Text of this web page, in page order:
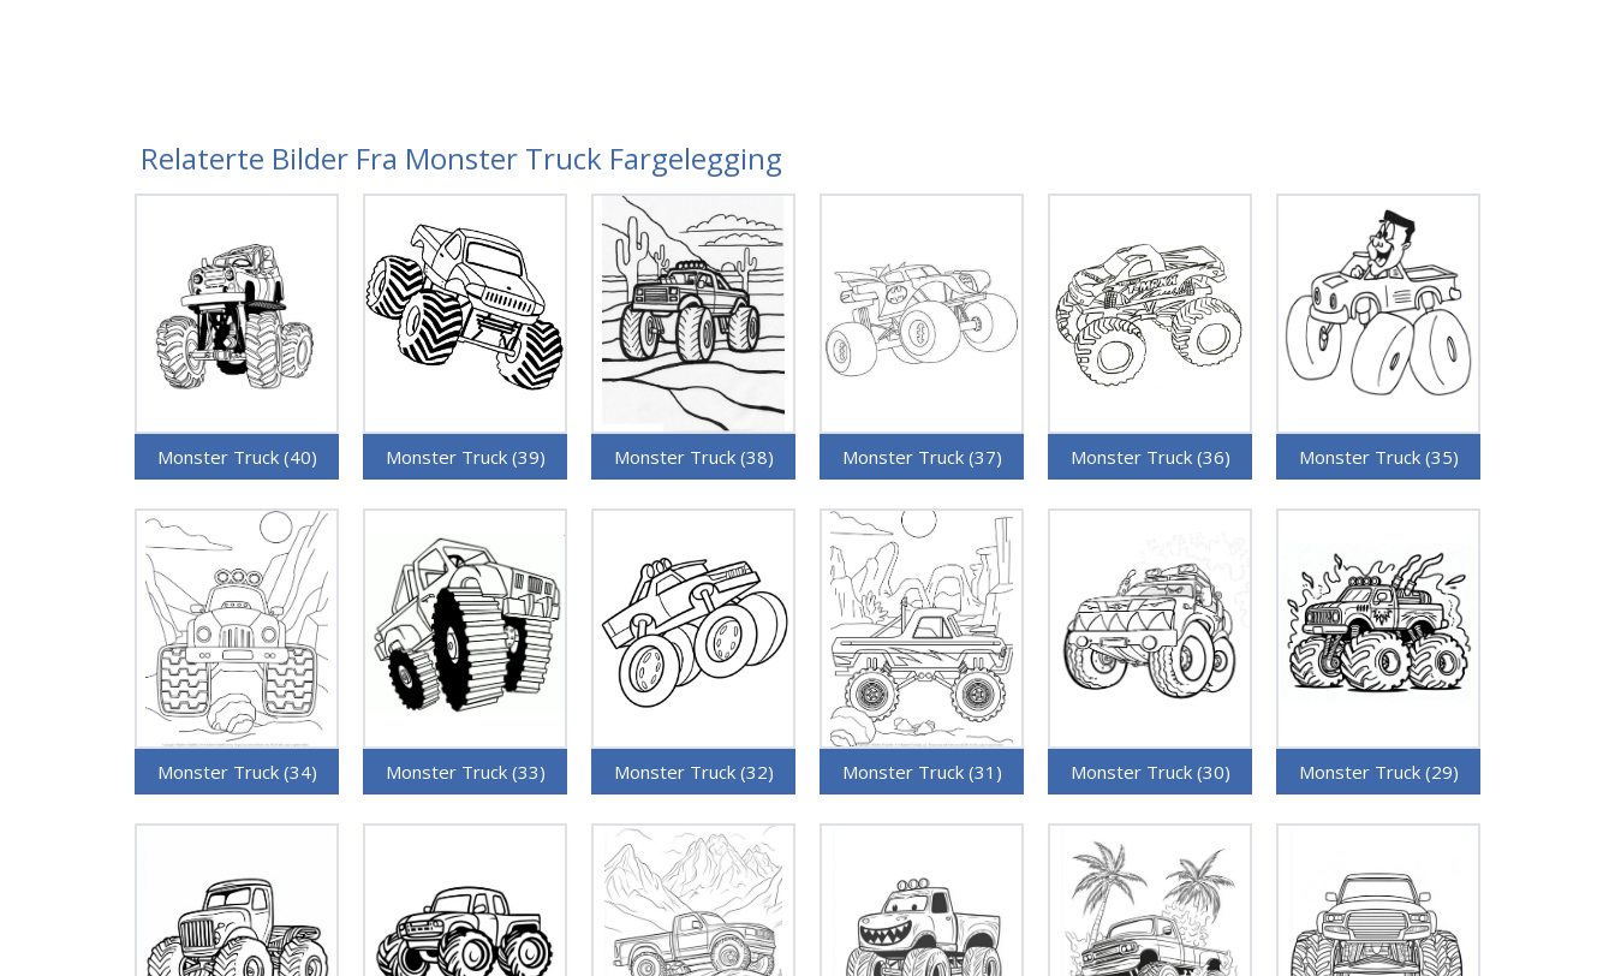
Relaterte Bilder Fra Monster Truck Fargelegging
Monster Truck (40) Monster Truck (39) Monster Truck (38) Monster Truck (37) Monster Truck (36) Monster Truck (35)
Monster Truck (34) Monster Truck (33) Monster Truck (32) Monster Truck (31) Monster Truck (30) Monster Truck (29)